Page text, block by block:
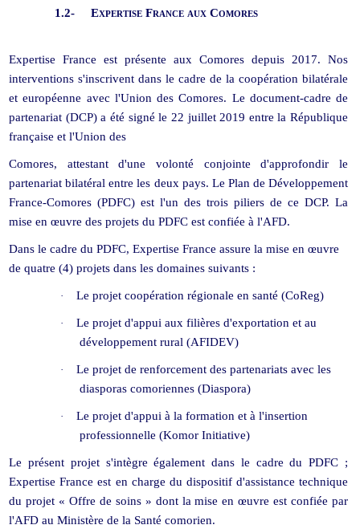
1.2- Expertise France aux Comores
Expertise France est présente aux Comores depuis 2017. Nos
interventions s'inscrivent dans le cadre de la coopération bilatérale
et européenne avec l'Union des Comores. Le document-cadre de
partenariat (DCP) a été signé le 22 juillet 2019 entre la République
française et l'Union des
Comores, attestant d'une volonté conjointe d'approfondir le
partenariat bilatéral entre les deux pays. Le Plan de Développement
France-Comores (PDFC) est l'un des trois piliers de ce DCP. La
mise en œuvre des projets du PDFC est confiée à l'AFD.
Dans le cadre du PDFC, Expertise France assure la mise en œuvre
de quatre (4) projets dans les domaines suivants :
· Le projet coopération régionale en santé (CoReg)
·
Le projet d'appui aux filières d'exportation et au
développement rural (AFIDEV)
·
Le projet de renforcement des partenariats avec les
diasporas comoriennes (Diaspora)
·
Le projet d'appui à la formation et à l'insertion
professionnelle (Komor Initiative)
Le présent projet s'intègre également dans le cadre du PDFC ;
Expertise France est en charge du dispositif d'assistance technique
du projet « Offre de soins » dont la mise en œuvre est confiée par
l'AFD au Ministère de la Santé comorien.